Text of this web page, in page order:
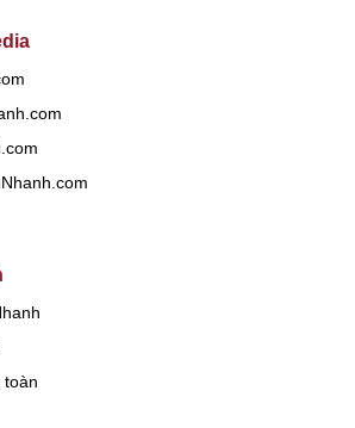
toàn